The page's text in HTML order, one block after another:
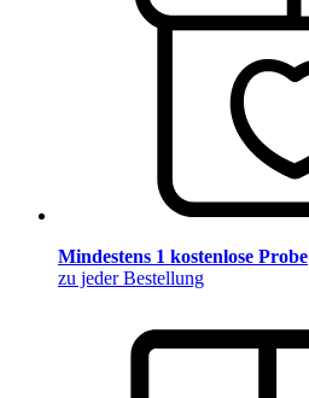
Mindestens 1 kostenlose Probe
zu jeder Bestellung